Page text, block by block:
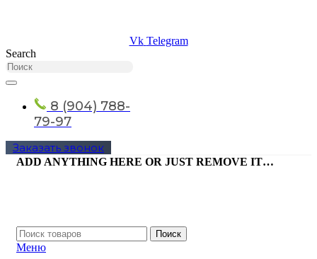
Vk Telegram
Search
8 (904) 788-
79-97
Заказать звонок
ADD ANYTHING HERE OR JUST REMOVE IT…
Поиск
Меню